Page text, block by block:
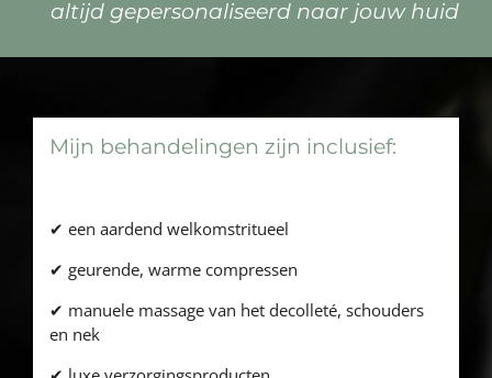
altijd gepersonaliseerd naar jouw huid
Mijn behandelingen zijn inclusief:
✔ een aardend welkomstritueel
✔ geurende, warme compressen
✔ manuele massage van het decolleté, schouders
en nek